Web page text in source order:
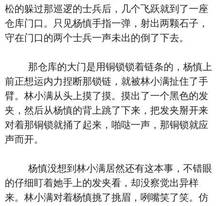
松的躲过那巡逻的士兵后，几个飞跃就到了一座
仓库门口。只见杨慎手指一弹，射出两颗石子，
守在门口的两个士兵一声未出的倒了下去。
那仓库的大门是用铜锁锁着链条的，杨慎上
前正想运内力捏断那锁链，就被林小满扯住了手
臂。林小满从头上摸了摸。摸出了一个黑色的发
夹，然后从杨慎的背上跳了下来，把发夹掰开来
对着那铜锁就捅了起来，啪哒一声，那铜锁就应
声而开。
杨慎没想到林小满居然还有这本事，不错眼
的仔细盯着她手上的发夹看，却没察觉出异样
来。林小满对着杨慎挑了挑眉，咧嘴笑了笑。仿